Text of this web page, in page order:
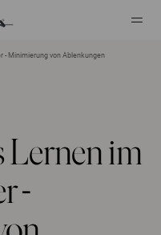
- Minimierung von Ablenkungen
Lernen im
-